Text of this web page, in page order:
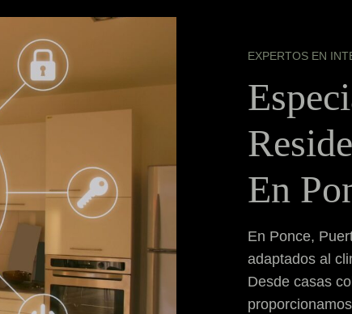
EXPERTOS EN
En
En Ponce,
adaptados al
Desde casas